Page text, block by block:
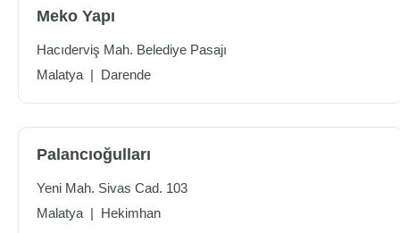
Meko Yapı
Hacıderviş Mah. Belediye Pasajı
Malatya | Darende
Palancıoğulları
Yeni Mah. Sivas Cad. 103
Malatya | Hekimhan